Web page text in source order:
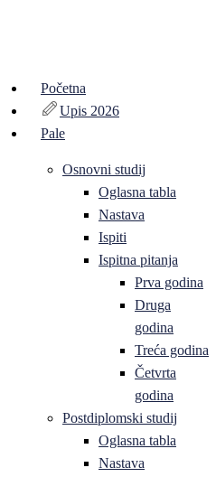
Početna
Upis 2026
Pale
Osnovni studij
Oglasna tabla
Nastava
Ispiti
Ispitna pitanja
Prva godina
Druga
godina
Treća godina
Četvrta
godina
Postdiplomski studij
Oglasna tabla
Nastava